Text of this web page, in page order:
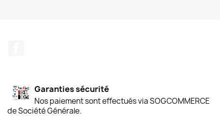
Garanties sécurité
Nos paiement sont effectués via SOGCOMMERCE
de Société Générale.